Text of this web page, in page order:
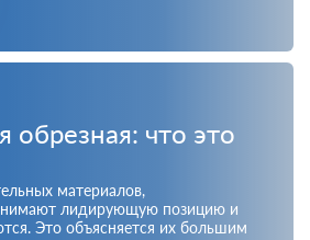
обрезная: что это
материалов,
лидирующую позицию и
Это объясняется их большим